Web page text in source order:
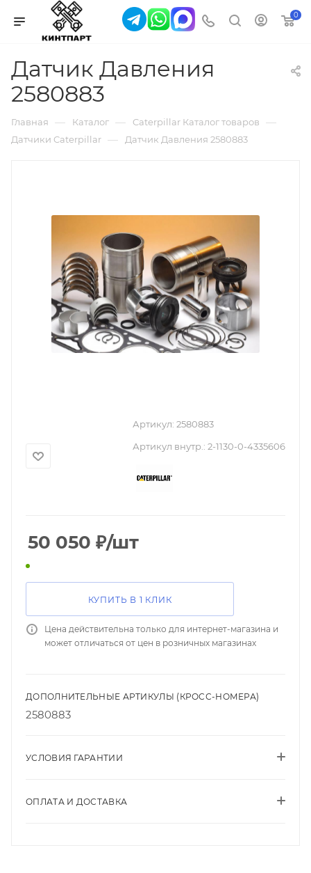
0
Датчик Давления
2580883
Главная — Каталог — Caterpillar Каталог товаров —
Датчики Caterpillar — Датчик Давления 2580883
Артикул: 2580883
Артикул внутр.: 2-1130-0-4335606
50 050 ₽/шт
КУПИТЬ В 1 КЛИК
Цена действительна только для интернет-магазина и
может отличаться от цен в розничных магазинах
ДОПОЛНИТЕЛЬНЫЕ АРТИКУЛЫ (КРОСС-НОМЕРА)
2580883
УСЛОВИЯ ГАРАНТИИ
ОПЛАТА И ДОСТАВКА